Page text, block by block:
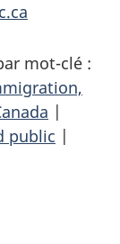
mot-clé :
|
public |